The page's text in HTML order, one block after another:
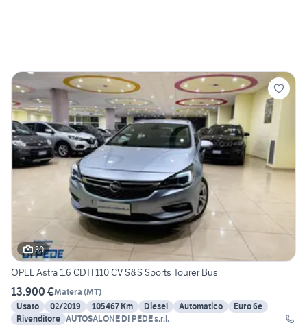
30
OPEL Astra 1.6 CDTI 110 CV S&S Sports Tourer Bus
13.900 €Matera (MT)
Usato
02/2019 105467 Km Diesel Automatico
Euro 6e
Rivenditore AUTOSALONE DI PEDE s.r.l.